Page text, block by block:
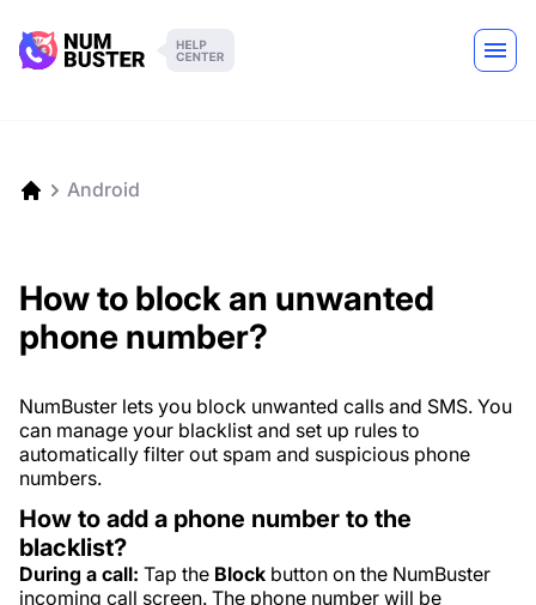
Android
How to block an unwanted
phone number?
NumBuster lets you block unwanted calls and SMS. You
can manage your blacklist and set up rules to
automatically filter out spam and suspicious phone
numbers.
How to add a phone number to the
blacklist?
During a call: Tap the Block button on the NumBuster
incoming call screen. The phone number will be